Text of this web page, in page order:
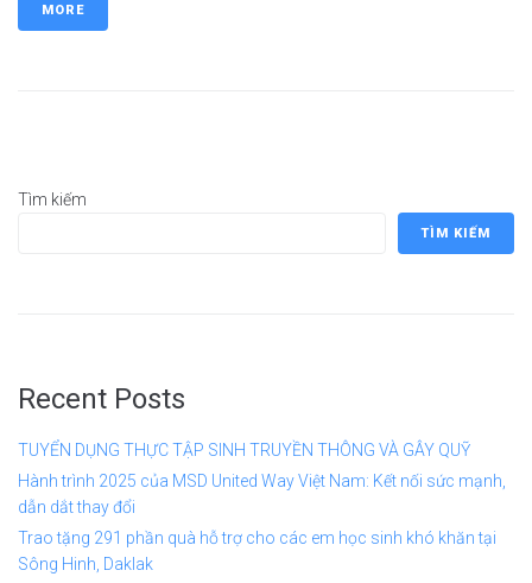
MORE
Tìm kiếm
TÌM KIẾM
Recent Posts
TUYỂN DỤNG THỰC TẬP SINH TRUYỀN THÔNG VÀ GÂY QUỸ
Hành trình 2025 của MSD United Way Việt Nam: Kết nối sức mạnh,
dẫn dắt thay đổi
Trao tặng 291 phần quà hỗ trợ cho các em học sinh khó khăn tại
Sông Hinh, Daklak